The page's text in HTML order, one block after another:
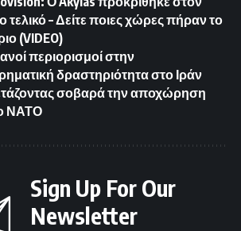
τελικό – Δείτε ποιες χώρες πήραν το
(VIDEO)
περιορισμοί στην
δραστηριότητα στο Ιράν
σοβαρά την αποχώρηση
ΝΑΤΟ
Sign Up For Our
Newsletter